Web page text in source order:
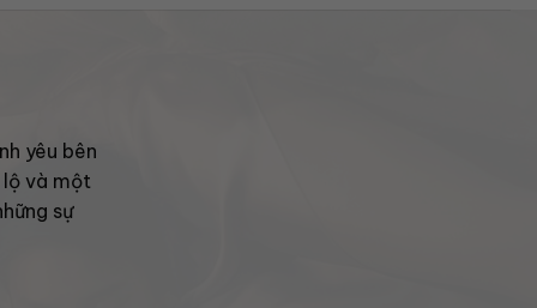
yêu bên
lộ và một
sự